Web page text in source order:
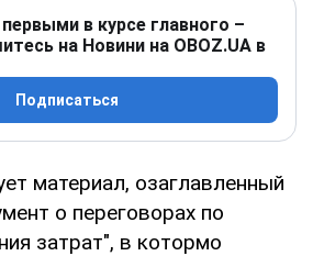
в курсе главного –
на Новини на OBOZ.UA в
Подписаться
материал, озаглавленный
о переговорах по
затрат", в котормо